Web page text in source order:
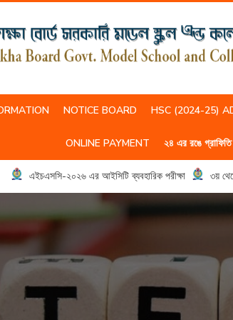
NOTICE BOARD HSC (2024-25)
ONLINE PAYMENT ২৪ এর রঙে
এইচএসসি-২০২৬ এর আইসিটি ব্যবহারিক পরীক্ষা ৩য় থেকে